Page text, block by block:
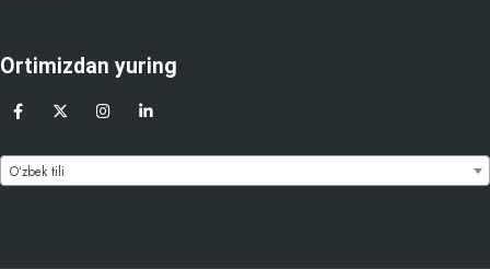
Ortimizdan yuring
Oʻzbek tili